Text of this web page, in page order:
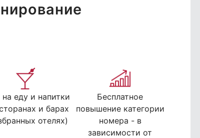
на еду и напитки
и барах
отелях)
Бесплатное
повышение категории
номера - в
зависимости от